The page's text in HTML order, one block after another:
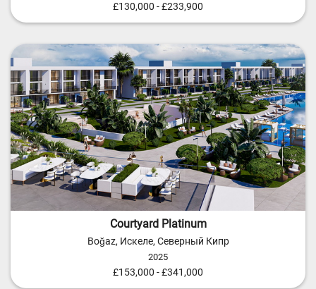
£130,000 - £233,900
Courtyard Platinum
Boğaz, Искеле, Северный Кипр
2025
£153,000 - £341,000